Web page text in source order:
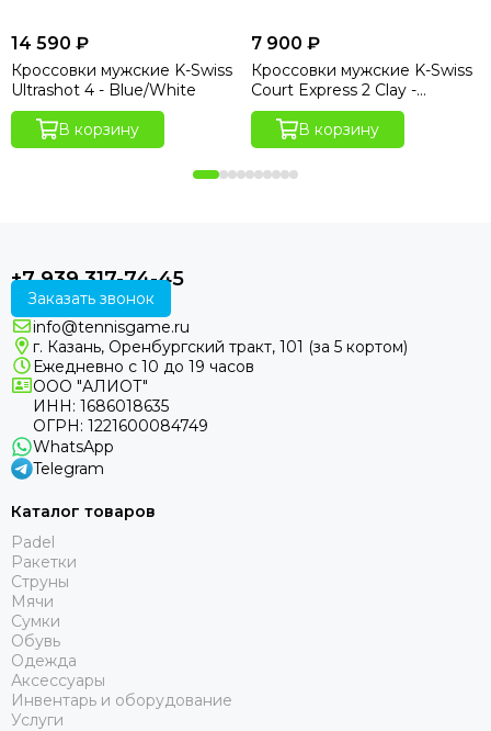
14 590 ₽
Кроссовки мужские K-Swiss
Ultrashot 4 - Blue/White
В корзину
7 900 ₽
Кроссовки мужские K-Swiss
Court Express 2 Clay -
Black/White
В корзину
+7 939 317-74-45
Заказать звонок
info@tennisgame.ru
г. Казань, Оренбургский тракт, 101 (за 5 кортом)
Ежедневно с 10 до 19 часов
ООО "АЛИОТ"
ИНН: 1686018635
ОГРН: 1221600084749
WhatsApp
Telegram
Каталог товаров
Padel
Ракетки
Струны
Мячи
Сумки
Обувь
Одежда
Аксессуары
Инвентарь и оборудование
Услуги